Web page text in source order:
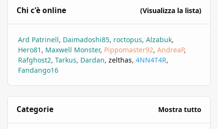
Chi c'è online (Visualizza la lista)
Ard Patrinell Daimadoshi85 roctopus Alzabuk
Hero81
Maxwell Monster Pippomaster92 AndreaP
Rafghost2 Tarkus Dardan zelthas 4NN4T4R
Fandango16
Categorie Mostra tutto